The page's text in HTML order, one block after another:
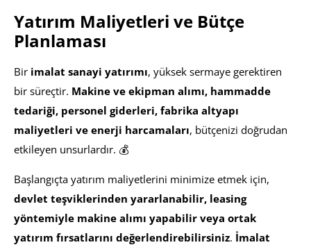
Yatırım Maliyetleri ve Bütçe
Planlaması
Bir imalat sanayi yatırımı, yüksek sermaye gerektiren
bir süreçtir. Makine ve ekipman alımı, hammadde
tedariği, personel giderleri, fabrika altyapı
maliyetleri ve enerji harcamaları, bütçenizi doğrudan
etkileyen unsurlardır. 💰
Başlangıçta yatırım maliyetlerini minimize etmek için,
devlet teşviklerinden yararlanabilir, leasing
yöntemiyle makine alımı yapabilir veya ortak
yatırım fırsatlarını değerlendirebilirsiniz. İmalat